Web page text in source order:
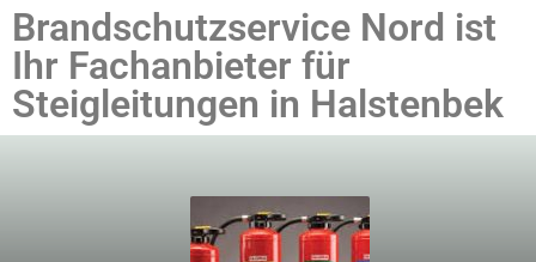
Brandschutzservice Nord ist
Ihr Fachanbieter für
Steigleitungen in Halstenbek